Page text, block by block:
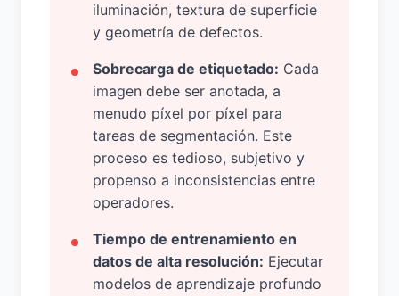
iluminación, textura de superficie
y geometría de defectos.
Sobrecarga de etiquetado: Cada
imagen debe ser anotada, a
menudo píxel por píxel para
tareas de segmentación. Este
proceso es tedioso, subjetivo y
propenso a inconsistencias entre
operadores.
Tiempo de entrenamiento en
datos de alta resolución: Ejecutar
modelos de aprendizaje profundo